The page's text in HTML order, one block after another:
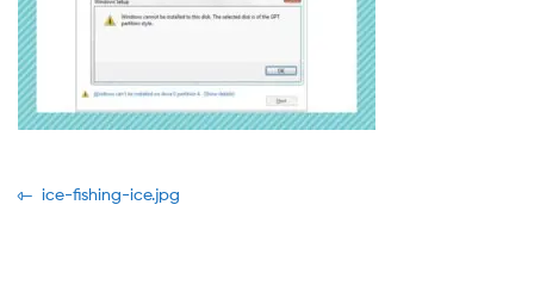
Navegación
Previous
ice-fishing-ice.jpg